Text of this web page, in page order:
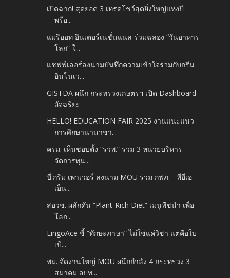
เปิดฉาก! สุดยอด 3 เทรดโชว์สุดยิ่งใหญ่แห่งปี​
พร้อ...
แมริออท อินเตอร์เนชั่นแนล ร่วมฉลอง “วันอาหาร
โลก” ใ...
แชฟฟ์เลอร์ลงนามบันทึกความเข้าใจร่วมกับกรีน
อินโนเว...
GISTDA ผนึก กระทรวงเกษตรฯ เปิด Dashboard
อัจฉริยะ
HELLO! EDUCATION FAIR 2025 งานแนะแนว
การศึกษานานาชา...
ครม. เห็นชอบตั้ง “รวพ.” รวม 3 หน่วยบริหาร
จัดการทุน...
บี.กริม เพาเวอร์ ลงนาม MOU ร่วม กฟภ. - พีอีเอ
เอ็น...
สอวช. ผลักดัน “Plant-Rich Diet” เมนูพืชนำ เพื่อ
โลก...
LingoAce ชี้ “ทักษะภาษา” ไม่ใช่แค่วิชา แต่คือใบ
เบิ...
พม. จัดงานใหญ่ MOU ผนึกกำลัง 4 กระทรวง 3
สมาคม อปท...